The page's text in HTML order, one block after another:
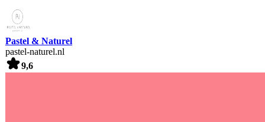
Pastel & Naturel
pastel-naturel.nl
9,6